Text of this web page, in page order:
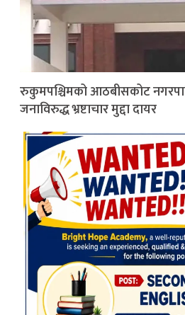
रुकुमपश्चिमको आठबीसकोट
जनाविरुद्ध भ्रष्टाचार मुद्दा दायर